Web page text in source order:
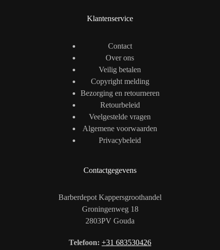
Klantenservice
Contact
Over ons
Veilig betalen
Copyright melding
Bezorging en retourneren
Retourbeleid
Veelgestelde vragen
Algemene voorwaarden
Privacybeleid
Contactgegevens
Barberdepot Kappersgroothandel
Groningenweg 18
2803PV Gouda
Telefoon: +31 683530426